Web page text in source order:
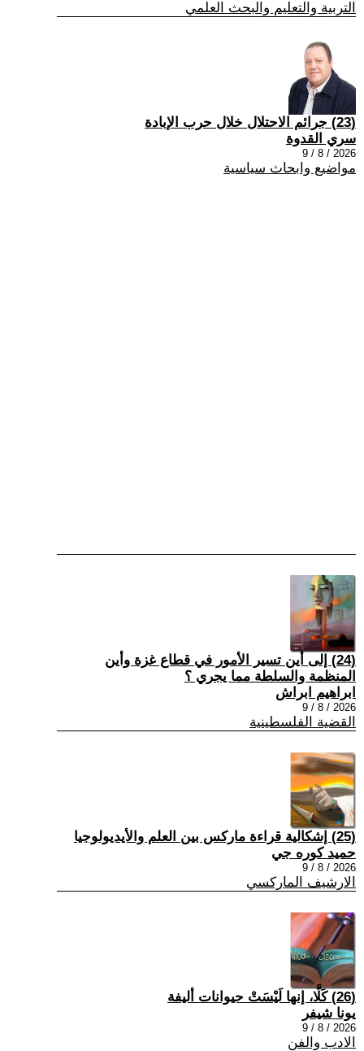
التربية والتعليم والبحث العلمي
(23) جرائم الاحتلال خلال حرب الإبادة
سري القدوة
2026 / 8 / 9
مواضيع وابحاث سياسية
(24) إلى أين تسير الأمور في قطاع غزة وأين
المنظمة والسلطة مما يجري ؟
ابراهيم ابراش
2026 / 8 / 9
القضية الفلسطينية
(25) إشكالية قراءة ماركس بين العلم والأيديولوجيا
حميد كوره جي
2026 / 8 / 9
الارشيف الماركسي
(26) كَلَّا، إنها لَيْسَتْ حيوانات أليفة
يونا شيفر
2026 / 8 / 9
الادب والفن